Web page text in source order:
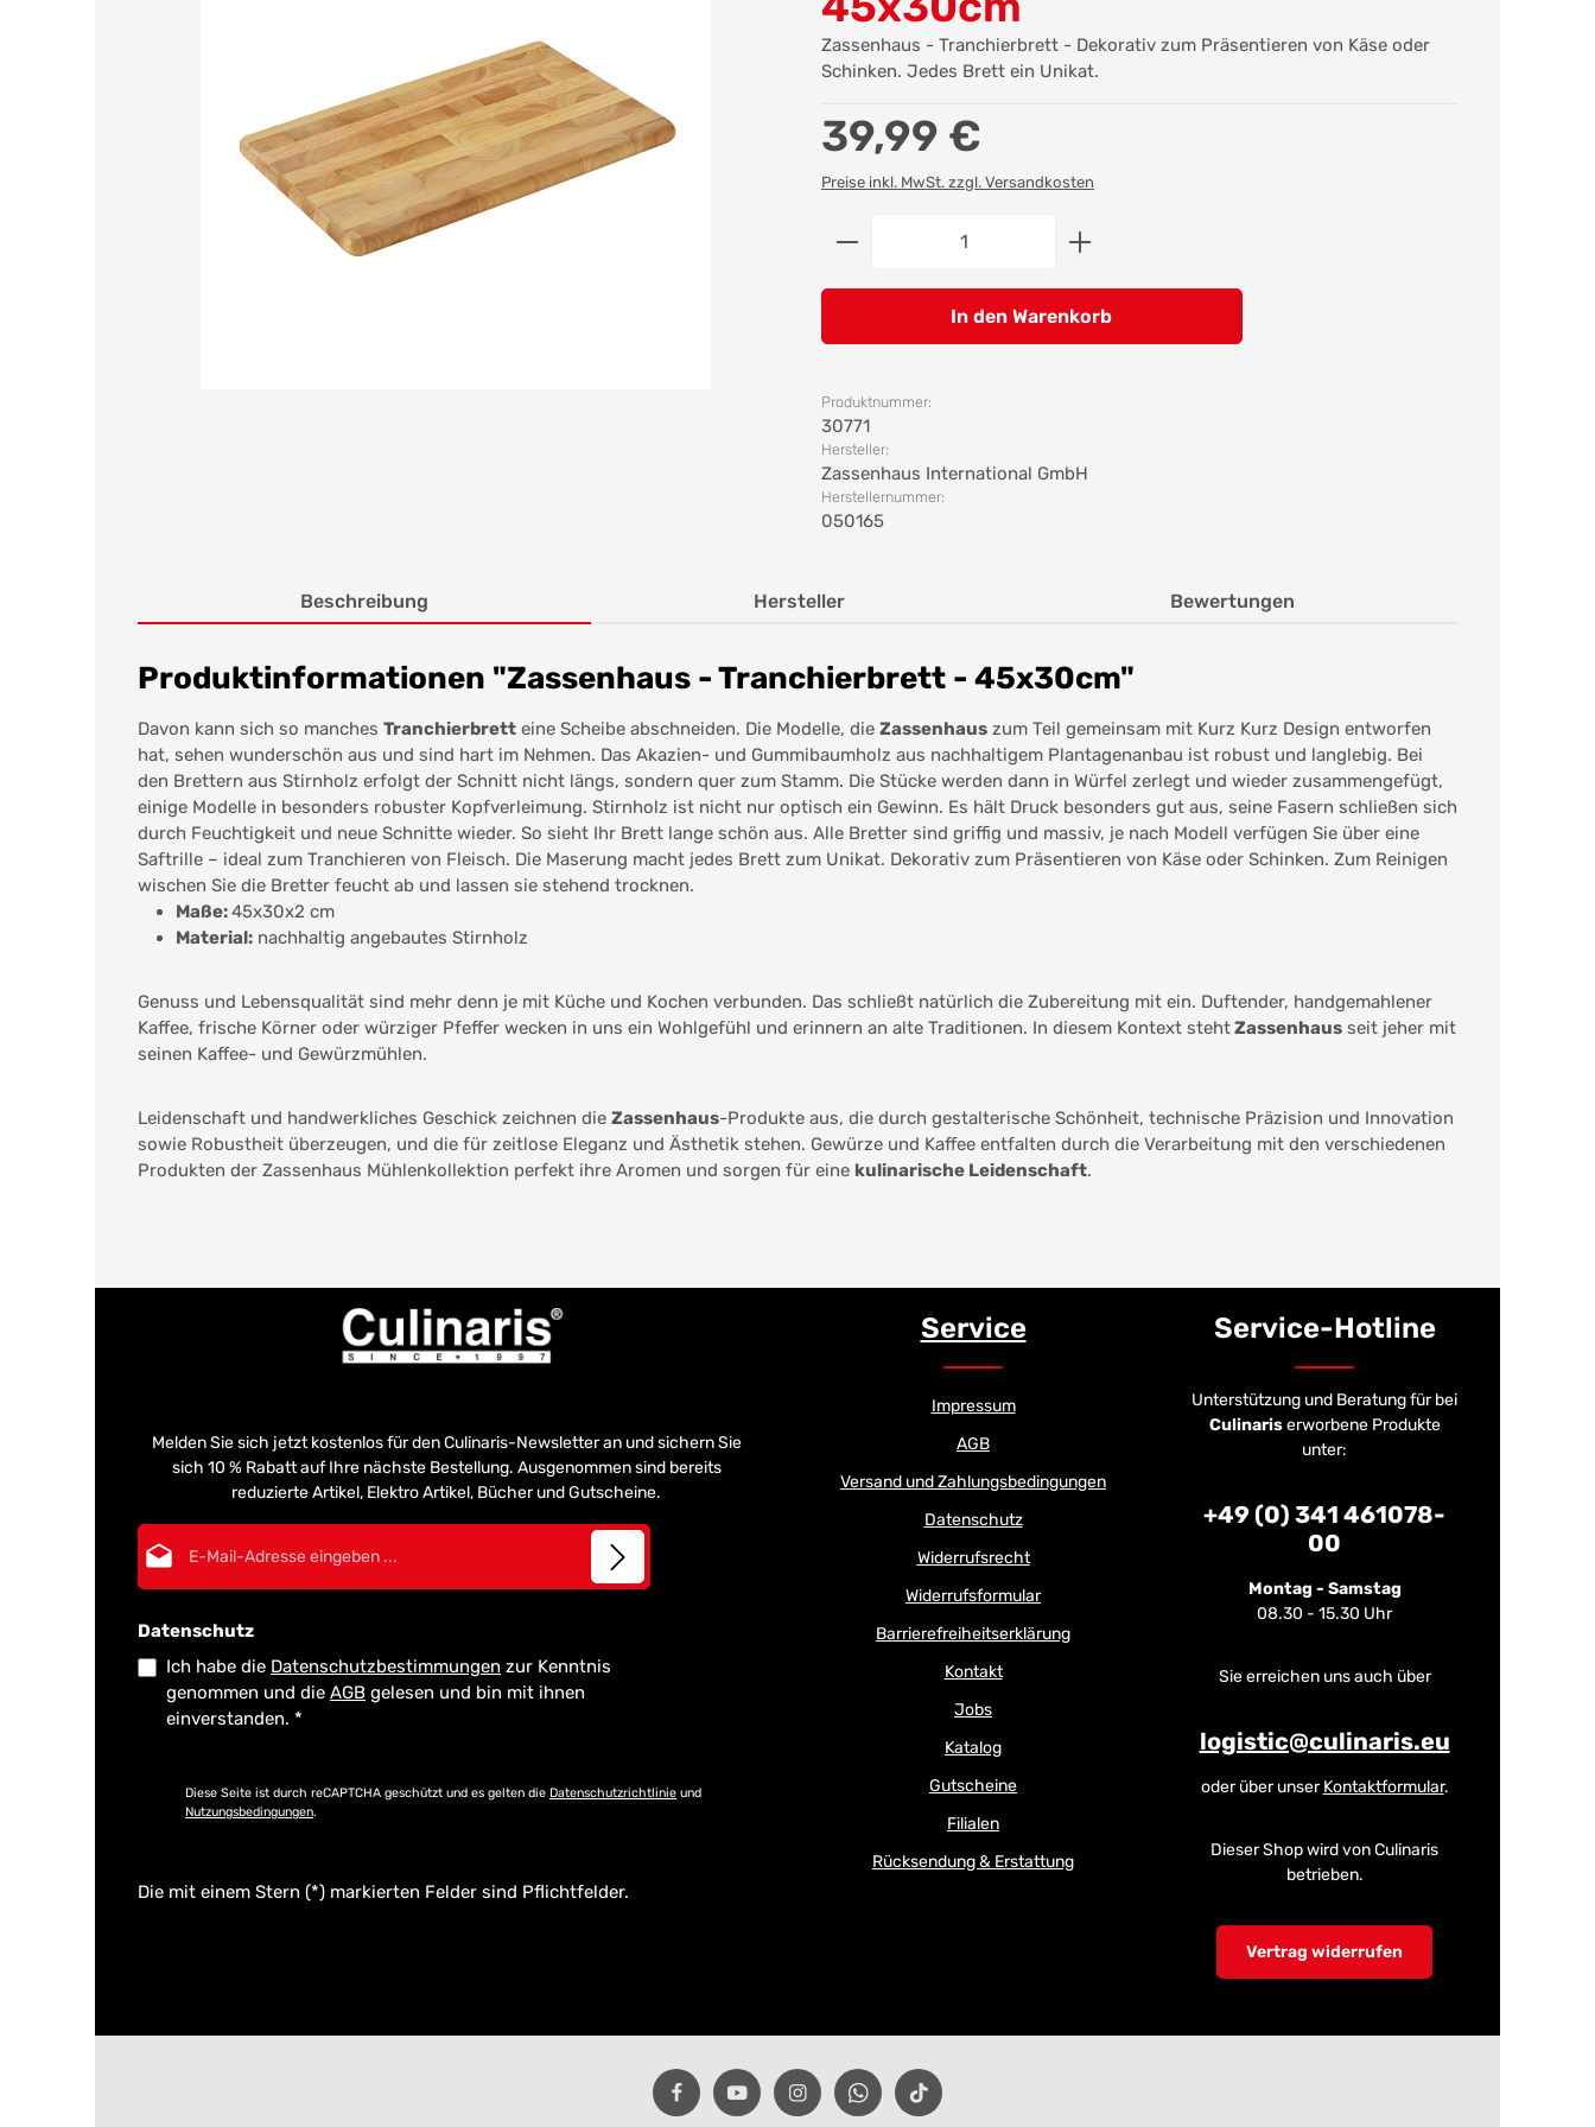
Zassenhaus - Tranchierbrett - Dekorativ zum Präsentieren von Käse oder
Schinken. Jedes Brett ein Unikat.
Regulärer Preis:
39,99 €
Preise inkl. MwSt. zzgl. Versandkosten
Produkt Anzahl: Gib den gewünschten Wert ein oder
In den Warenkorb
Produktnummer:
30771
Hersteller:
Zassenhaus International GmbH
Herstellernummer:
050165
Beschreibung Hersteller Bewertungen
Produktinformationen "Zassenhaus - Tranchierbrett - 45x30cm"
Davon kann sich so manches Tranchierbrett eine Scheibe abschneiden. Die Modelle, die Zassenhaus zum Teil gemeinsam mit Kurz Kurz Design entworfen
hat, sehen wunderschön aus und sind hart im Nehmen. Das Akazien- und Gummibaumholz aus nachhaltigem Plantagenanbau ist robust und langlebig. Bei
den Brettern aus Stirnholz erfolgt der Schnitt nicht längs, sondern quer zum Stamm. Die Stücke werden dann in Würfel zerlegt und wieder zusammengefügt,
einige Modelle in besonders robuster Kopfverleimung. Stirnholz ist nicht nur optisch ein Gewinn. Es hält Druck besonders gut aus, seine Fasern schließen sich
durch Feuchtigkeit und neue Schnitte wieder. So sieht Ihr Brett lange schön aus. Alle Bretter sind griffig und massiv, je nach Modell verfügen Sie über eine
Saftrille – ideal zum Tranchieren von Fleisch. Die Maserung macht jedes Brett zum Unikat. Dekorativ zum Präsentieren von Käse oder Schinken. Zum Reinigen
wischen Sie die Bretter feucht ab und lassen sie stehend trocknen.
Maße:45x30x2 cm
Material: nachhaltig angebautes Stirnholz
Genuss und Lebensqualität sind mehr denn je mit Küche und Kochen verbunden. Das schließt natürlich die Zubereitung mit ein. Duftender, handgemahlener
Kaffee, frische Körner oder würziger Pfeffer wecken in uns ein Wohlgefühl und erinnern an alte Traditionen. In diesem Kontext stehtZassenhaus seit jeher mit
seinen Kaffee- und Gewürzmühlen.
Leidenschaft und handwerkliches Geschick zeichnen die Zassenhaus-Produkte aus, die durch gestalterische Schönheit, technische Präzision und Innovation
sowie Robustheit überzeugen, und die für zeitlose Eleganz und Ästhetik stehen. Gewürze und Kaffee entfalten durch die Verarbeitung mit den verschiedenen
Produkten der Zassenhaus Mühlenkollektion perfekt ihre Aromen und sorgen für eine kulinarische Leidenschaft.
Melden Sie sich jetzt kostenlos für den Culinaris-Newsletter an und sichern Sie
sich 10 % Rabatt auf Ihre nächste Bestellung. Ausgenommen sind bereits
reduzierte Artikel, Elektro Artikel, Bücher und Gutscheine.
Datenschutz
Ich habe die Datenschutzbestimmungen zur Kenntnis
genommen und die AGB gelesen und bin mit ihnen
einverstanden. *
Diese Seite ist durch reCAPTCHA geschützt und es gelten die Datenschutzrichtlinie und
Nutzungsbedingungen.
Die mit einem Stern (*) markierten Felder sind Pflichtfelder.
Service
Impressum
AGB
Versand und Zahlungsbedingungen
Datenschutz
Widerrufsrecht
Widerrufsformular
Barrierefreiheitserklärung
Kontakt
Jobs
Katalog
Gutscheine
Filialen
Rücksendung & Erstattung
Service-Hotline
Unterstützung und Beratung für bei
Culinariserworbene Produkte
unter:
+49 (0) 341 461078-
00
Montag - Samstag
08.30 - 15.30 Uhr
Sie erreichen uns auch über
logistic@culinaris.eu
oder über unserKontaktformular.
Dieser Shop wird von Culinaris
betrieben.
Vertrag widerrufen